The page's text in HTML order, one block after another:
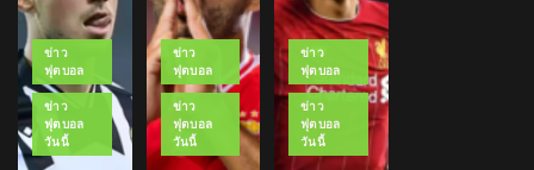
ข่าว
ฟุตบอล
ข่าว
ฟุตบอล
วันนี้
ข่าว
ฟุตบอล
ข่าว
ฟุตบอล
วันนี้
ข่าว
ฟุตบอล
ข่าว
ฟุตบอล
วันนี้